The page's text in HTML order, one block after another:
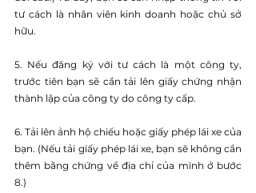
tư cách là nhân viên kinh doanh hoặc chủ sở
hữu.
5. Nếu đăng ký với tư cách là một công ty,
trước tiên bạn sẽ cần tải lên giấy chứng nhận
thành lập của công ty do công ty cấp.
6. Tải lên ảnh hộ chiếu hoặc giấy phép lái xe của
bạn. (Nếu tải giấy phép lái xe, bạn sẽ không cần
thêm bằng chứng về địa chỉ của mình ở bước
8.)